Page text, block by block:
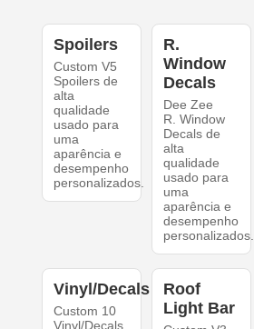
Spoilers
Custom V5
Spoilers de
alta
qualidade
usado para
uma
aparência e
desempenho
personalizados.
R.
Window
Decals
Dee Zee
R. Window
Decals de
alta
qualidade
usado para
uma
aparência e
desempenho
personalizados.
Vinyl/Decals
Custom 10
Vinyl/Decals
Roof
Light Bar